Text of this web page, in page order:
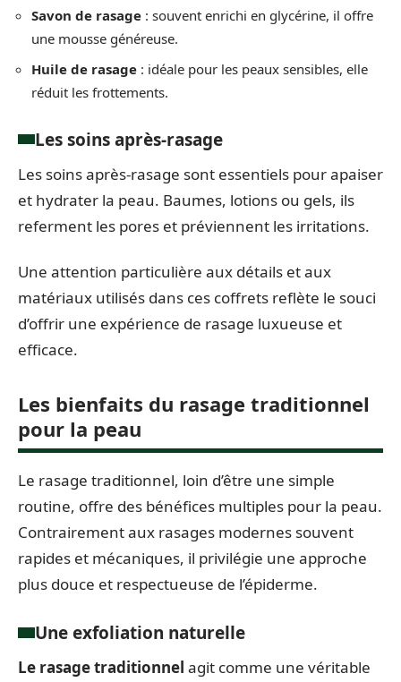
Savon de rasage : souvent enrichi en glycérine, il offre
une mousse généreuse.
Huile de rasage : idéale pour les peaux sensibles, elle
réduit les frottements.
Les soins après-rasage
Les soins après-rasage sont essentiels pour apaiser
et hydrater la peau. Baumes, lotions ou gels, ils
referment les pores et préviennent les irritations.
Une attention particulière aux détails et aux
matériaux utilisés dans ces coffrets reflète le souci
d’offrir une expérience de rasage luxueuse et
efficace.
Les bienfaits du rasage traditionnel
pour la peau
Le rasage traditionnel, loin d’être une simple
routine, offre des bénéfices multiples pour la peau.
Contrairement aux rasages modernes souvent
rapides et mécaniques, il privilégie une approche
plus douce et respectueuse de l’épiderme.
Une exfoliation naturelle
Le rasage traditionnel agit comme une véritable